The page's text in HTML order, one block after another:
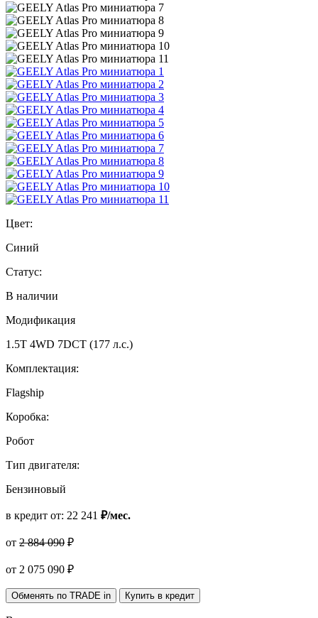
Цвет:
Синий
Статус:
В наличии
Модификация
1.5T 4WD 7DCT (177 л.с.)
Комплектация:
Flagship
Коробка:
Робот
Тип двигателя:
Бензиновый
в кредит от: 22 241 ₽/мес.
от 2 884 090 ₽
от 2 075 090 ₽
Обменять по TRADE in Купить в кредит